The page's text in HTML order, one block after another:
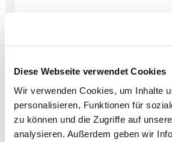
Diese Webseite verwendet Cookies
Wir verwenden Cookies, um Inhalte
personalisieren, Funktionen für
zu können und die Zugriffe auf
analysieren. Außerdem geben wir
Dies könnte Sie